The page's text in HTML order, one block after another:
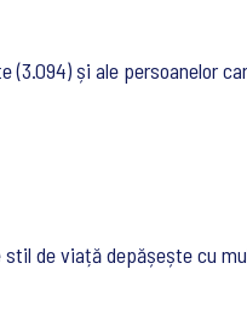
și ale persoanelor
de viață depășește cu